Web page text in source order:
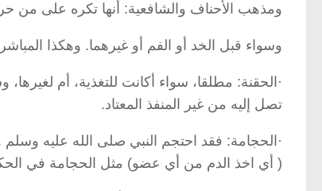
ومذهب الأحناف والشافعية: أنها تكره على من
وسواء قبل الخد أو الفم أو غيرهما. وهكذا
·الحقنة: مطلقا، سواء أكانت للتغذية، أم
تصل إليه من غير المنفذ المعتاد.
·الحجامة: فقد احتجم النبي صلى الله عليه
( أي اخذ الدم من أي عضو) مثل الحجامة في